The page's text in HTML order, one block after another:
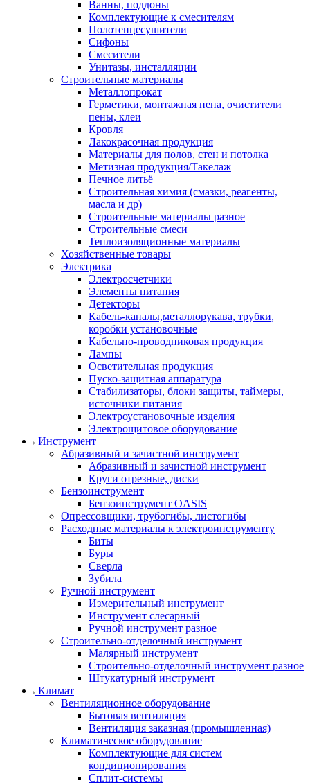
Ванны, поддоны
Комплектующие к смесителям
Полотенцесушители
Сифоны
Смесители
Унитазы, инсталляции
Строительные материалы
Металлопрокат
Герметики, монтажная пена, очистители
пены, клеи
Кровля
Лакокрасочная продукция
Материалы для полов, стен и потолка
Метизная продукция/Такелаж
Печное литьё
Строительная химия (смазки, реагенты,
масла и др)
Строительные материалы разное
Строительные смеси
Теплоизоляционные материалы
Хозяйственные товары
Электрика
Электросчетчики
Элементы питания
Детекторы
Кабель-каналы,металлорукава, трубки,
коробки установочные
Кабельно-проводниковая продукция
Лампы
Осветительная продукция
Пуско-защитная аппаратура
Стабилизаторы, блоки защиты, таймеры,
источники питания
Электроустановочные изделия
Электрощитовое оборудование
Инструмент
Абразивный и зачистной инструмент
Абразивный и зачистной инструмент
Круги отрезные, диски
Бензоинструмент
Бензоинструмент OASIS
Опрессовщики, трубогибы, листогибы
Расходные материалы к электроинструменту
Биты
Буры
Сверла
Зубила
Ручной инструмент
Измерительный инструмент
Инструмент слесарный
Ручной инструмент разное
Строительно-отделочный инструмент
Малярный инструмент
Строительно-отделочный инструмент разное
Штукатурный инструмент
Климат
Вентиляционное оборудование
Бытовая вентиляция
Вентиляция заказная (промышленная)
Климатическое оборудование
Комплектующие для систем
кондиционирования
Сплит-системы